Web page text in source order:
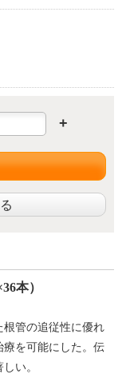
+
36本）
管の追従性に優れ
療を可能にした。伝
い。